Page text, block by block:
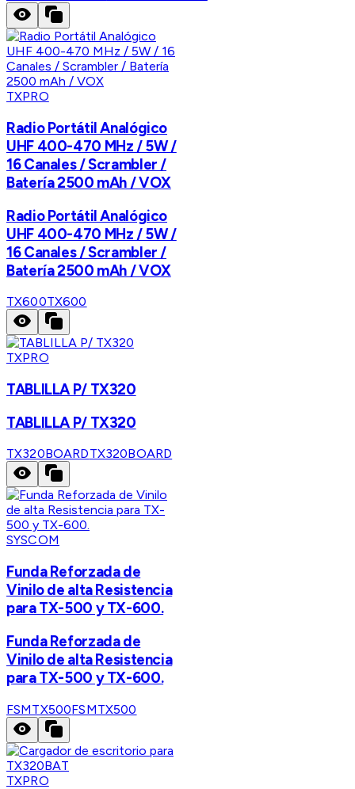
TXPRO
Radio Portátil Analógico
UHF 400-470 MHz / 5W /
16 Canales / Scrambler /
Batería 2500 mAh / VOX
Radio Portátil Analógico
UHF 400-470 MHz / 5W /
16 Canales / Scrambler /
Batería 2500 mAh / VOX
TX600TX600
TXPRO
TABLILLA P/ TX320
TABLILLA P/ TX320
TX320BOARDTX320BOARD
SYSCOM
Funda Reforzada de
Vinilo de alta Resistencia
para TX-500 y TX-600.
Funda Reforzada de
Vinilo de alta Resistencia
para TX-500 y TX-600.
FSMTX500FSMTX500
TXPRO